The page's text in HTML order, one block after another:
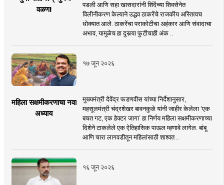
वळण!
पडली आणि सहा खासदारांनी शिंदेंच्या शिवसेनेत
विलीनीकरण केल्याने उद्धव ठाकरेंचे राजकीय अस्तित्वच
धोक्यात आले. ठाकरेंचा पराकोटीचा अहंकार आणि संवादाचा
अभाव, यामुळेच हा दुसर्‍या फुटीचाही अंक ..
१७ जून २०२६
महिला सक्षमीकरणाचा नवा
अध्याय
मुख्यमंत्री देवेंद्र फडणवीस यांच्या निर्देशानुसार,
महसूलमंत्री चंद्रशेखर बावनकुळे यांनी जाहीर केलेला ‘एक
बचत गट, एक हेक्टर जागा’ हा निर्णय महिला सक्षमीकरणाच्या
दिशेने टाकलेले एक ऐतिहासिक पाऊल म्हणावे लागेल. बांबू
आणि चारा लागवडीतून महिलांसाठी शाश्वत ..
१६ जून २०२६